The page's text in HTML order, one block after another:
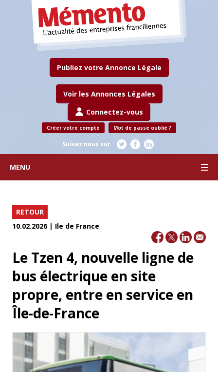
Publiez votre Annonce Légale
Voir les Annonces Légales
Connectez-vous
Créer votre compte Mot de passe oublié ?
Suivez nous sur
MENU
RETOUR
10.02.2026 | Ile de France
Le Tzen 4, nouvelle ligne de
bus électrique en site
propre, entre en service en
Île-de-France